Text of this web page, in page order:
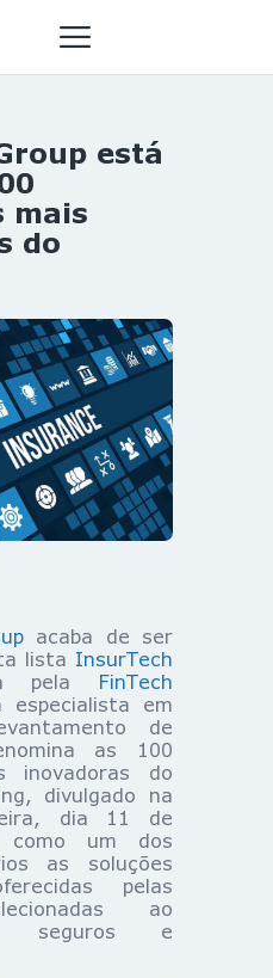
está
mais
do
acaba de ser
lista InsurTech
pela
FinTech
especialista em
de
as 100
inovadoras do
divulgado na
dia 11 de
como um dos
as soluções
pelas
ao
seguros e